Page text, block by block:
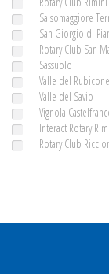
Salsomaggiore
San Giorgio di
Rotary Club San
Sassuolo
Valle del Rubicone
Valle del Savio
Vignola
Interact Rotary
Rotary Club